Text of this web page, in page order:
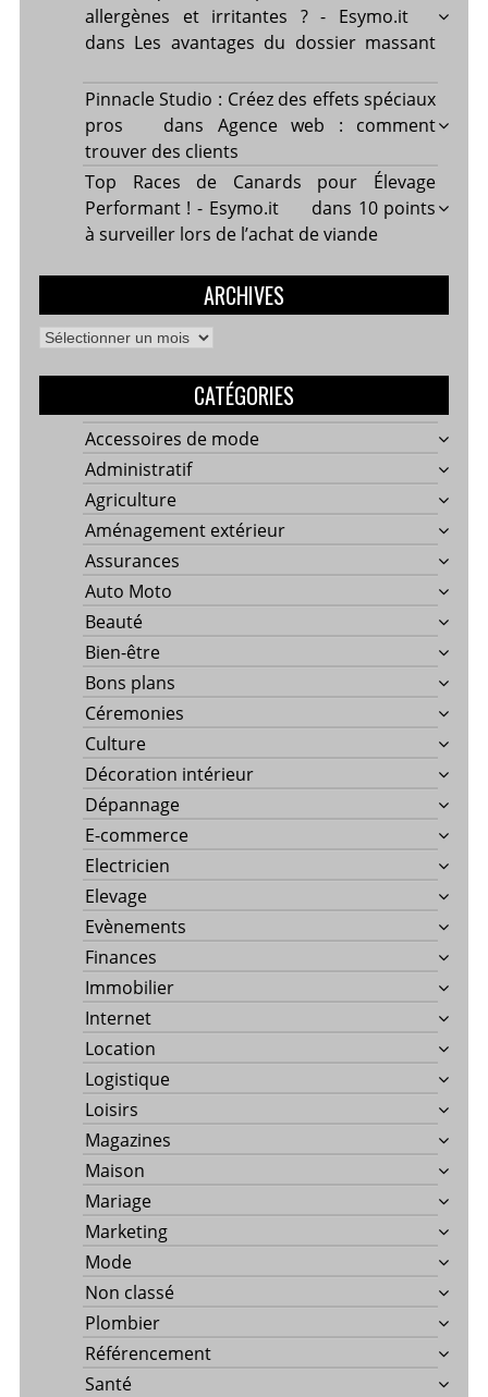
allergènes et irritantes ? - Esymo.it
dans Les avantages du dossier massant
Pinnacle Studio : Créez des effets spéciaux
pros
dans Agence web : comment
trouver des clients
Top Races de Canards pour Élevage
Performant ! - Esymo.it
dans 10 points
à surveiller lors de l’achat de viande
ARCHIVES
Archives
CATÉGORIES
Accessoires de mode
Administratif
Agriculture
Aménagement extérieur
Assurances
Auto Moto
Beauté
Bien-être
Bons plans
Céremonies
Culture
Décoration intérieur
Dépannage
E-commerce
Electricien
Elevage
Evènements
Finances
Immobilier
Internet
Location
Logistique
Loisirs
Magazines
Maison
Mariage
Marketing
Mode
Non classé
Plombier
Référencement
Santé